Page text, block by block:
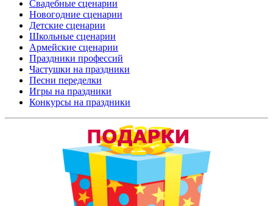
Свадебные сценарии
Новогодние сценарии
Детские сценарии
Школьные сценарии
Армейские сценарии
Праздники профессий
Частушки на праздники
Песни переделки
Игры на праздники
Конкурсы на праздники